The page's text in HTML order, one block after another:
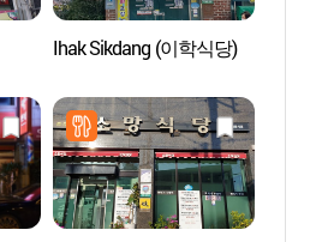
Ihak Sikdang (이학식당)